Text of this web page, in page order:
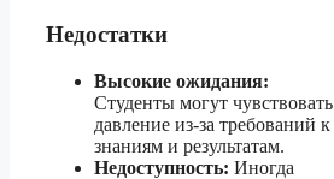
Недостатки
Высокие ожидания:
Студенты могут чувствовать
давление из-за требований к
знаниям и результатам.
Недоступность: Иногда